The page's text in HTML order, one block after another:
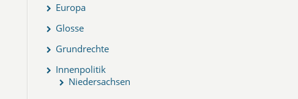
Europa
Glosse
Grundrechte
Innenpolitik
Niedersachsen